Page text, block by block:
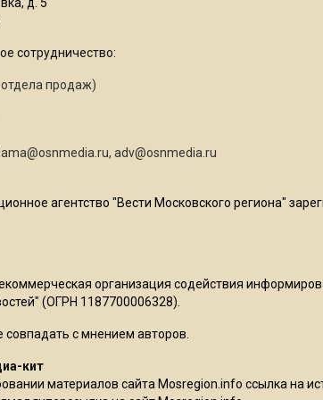
сотрудничество:
продаж)
, adv@osnmedia.ru
агентство "Вести Московского региона"
организация содействия
(ОГРН 1187700006328).
с мнением авторов.
кит
материалов сайта Mosregion.info ссылка на